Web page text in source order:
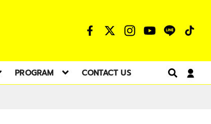
PROGRAM CONTACT US